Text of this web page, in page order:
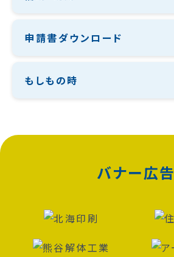
申請書ダウンロード
もしもの時
バナー広告